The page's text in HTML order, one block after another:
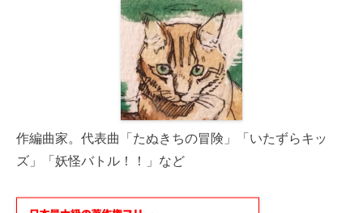
作編曲家。代表曲「たぬきちの冒険」「いたずらキッ
ズ」「妖怪バトル！！」など